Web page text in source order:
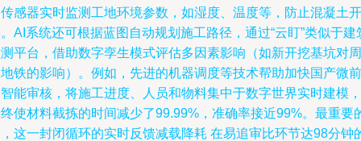
感器实时监测工地环境参数，如湿度、温度等，防止混凝土开
AI系统还可根据蓝图自动规划施工路径，通过“云盯”类似于建
平台，借助数字孪生模式评估多因素影响（如新开挖基坑对周
铁的影响）。例如，先进的机器调度等技术帮助加快国产微前
能审核，将施工进度、人员和物料集中于数字世界实时建模，
使材料截拣的时间减少了99.99%，准确率接近99%。最重要
这一封闭循环的实时反馈减载降耗 在易追审比环节达98分钟